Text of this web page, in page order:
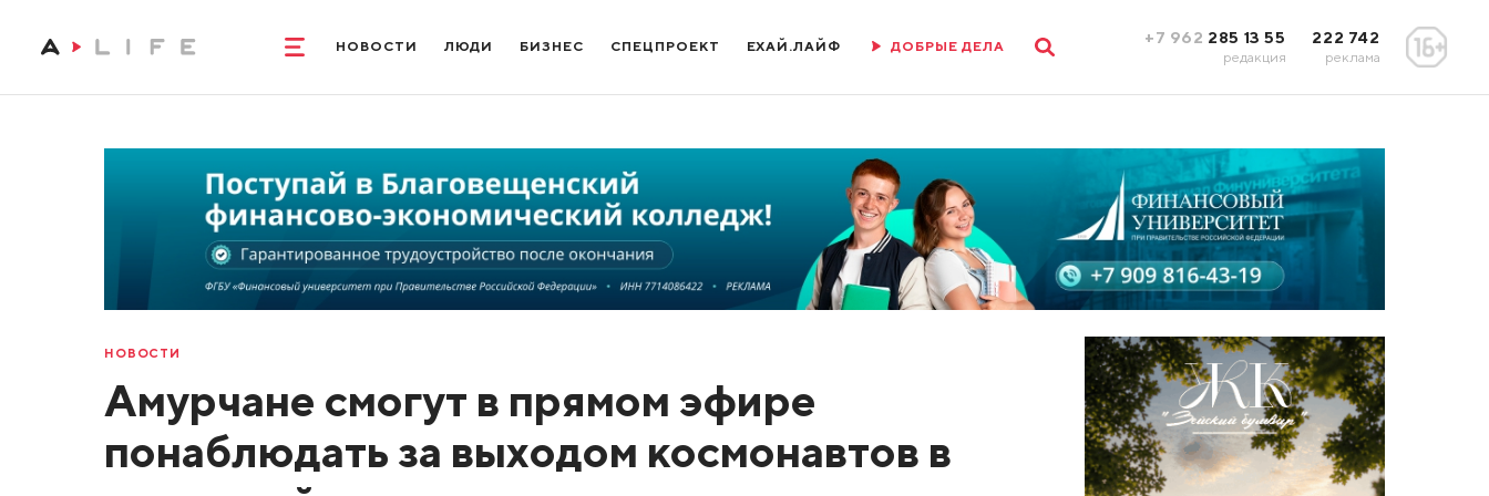
НОВОСТИ ЛЮДИ БИЗНЕС СПЕЦПРОЕКТ ЕХАЙ.ЛАЙФ ДОБРЫЕ ДЕЛА +7 962 285 13 55
редакция
222 742
реклама
НОВОСТИ
Амурчане смогут в прямом эфире
понаблюдать за выходом космонавтов в